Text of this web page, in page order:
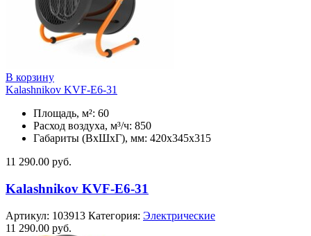
В корзину
Kalashnikov KVF-E6-31
Площадь, м²: 60
Расход воздуха, м³/ч: 850
Габариты (ВхШхГ), мм: 420x345x315
11 290.00 руб.
Kalashnikov KVF-E6-31
Артикул: 103913 Категория: Электрические
11 290.00 руб.